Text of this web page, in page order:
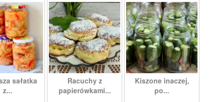
sałatka
z...
Racuchy z
papierówkami...
Kiszone inaczej,
po...